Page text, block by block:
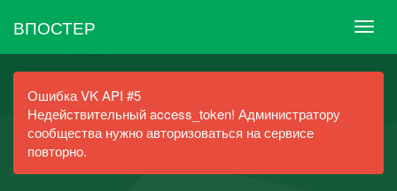
ВПОСТЕР
Ошибка VK API #5
Недействительный access_token! Администратору
сообщества нужно авторизоваться на сервисе
повторно.